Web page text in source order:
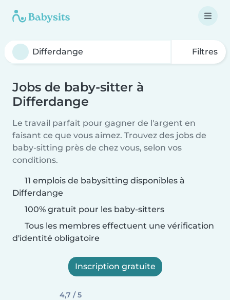
Filtres
Jobs de baby-sitter à
Differdange
Le travail parfait pour gagner de l'argent en
faisant ce que vous aimez. Trouvez des jobs de
baby-sitting près de chez vous, selon vos
conditions.
11 emplois de babysitting disponibles à
Differdange
100% gratuit pour les baby-sitters
Tous les membres effectuent une vérification
d'identité obligatoire
Inscription gratuite
4,7 / 5